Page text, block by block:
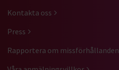
Kontakta oss
Press
Rapportera om missförhållanden